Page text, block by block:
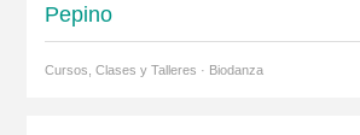
Pepino
Cursos, Clases y Talleres · Biodanza